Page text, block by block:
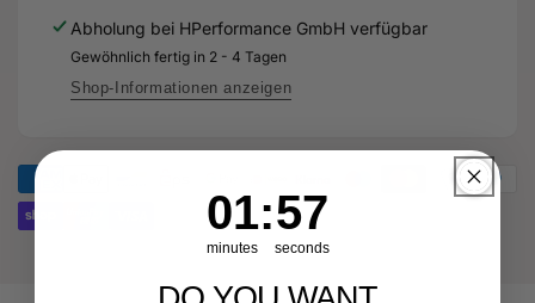
Original
Ersatzteil
für
-
Original
Ersatzteil
Abholung bei HPerformance GmbH verfügbar
Gewöhnlich fertig in 2 - 4 Tagen
Shop-Informationen anzeigen
Countdown ends in:
1
01
minutes
: 57
57
seconds